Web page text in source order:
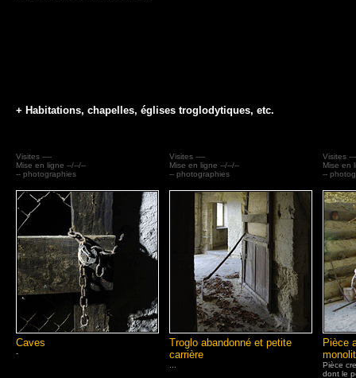
Caves
-
Troglo abandonné et petite
carrière
Pièce
Pièce
dont le
Visites
Mise en
--
Visites ----
Mise en ligne --/--/--
-- photographies
Visites ----
Mise en ligne --/--/--
-- photographies
+ Habitations, chapelles, églises troglodytiques, etc.